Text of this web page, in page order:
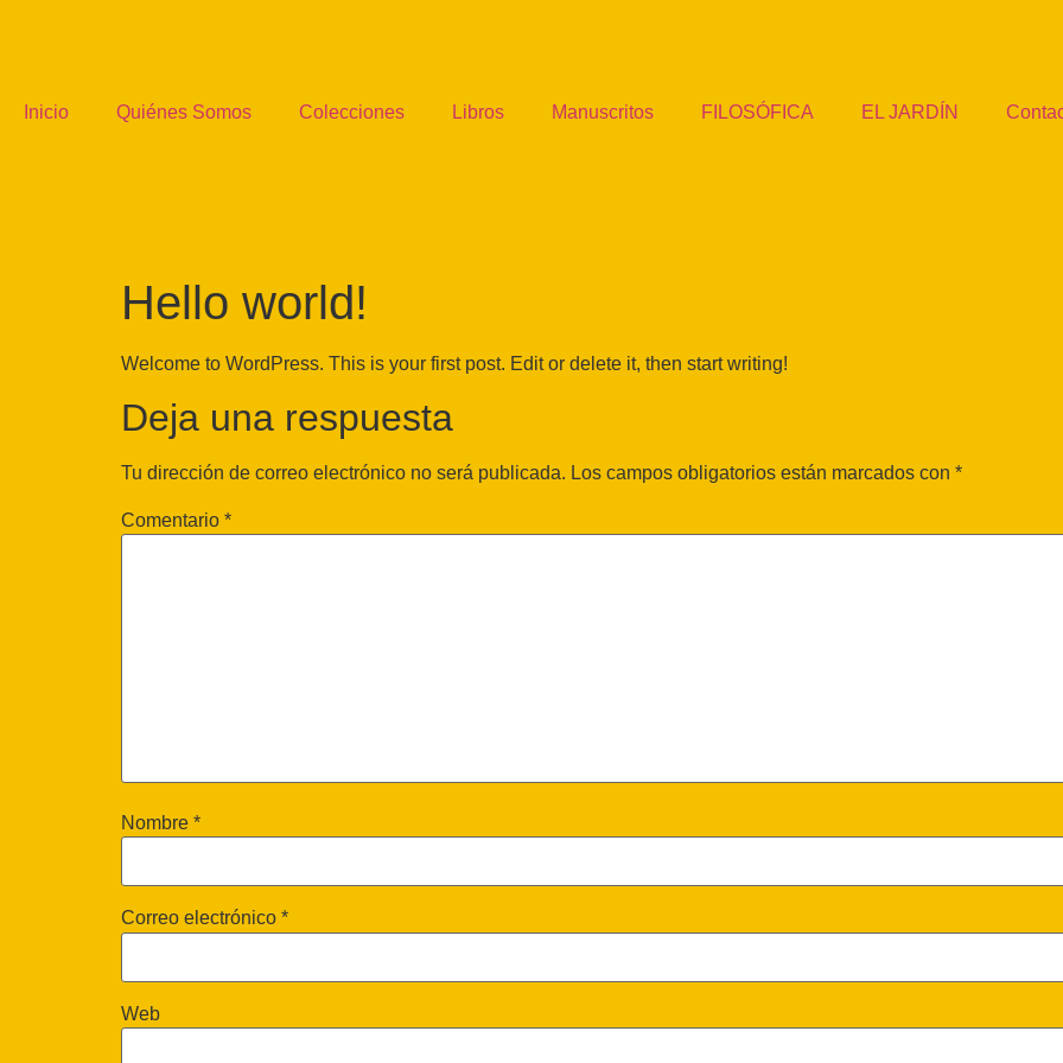
Inicio Quiénes Somos Colecciones Libros Manuscritos FILOSÓFICA EL JARDÍN
Hello world!
Welcome to WordPress. This is your first post. Edit or delete it, then start writing!
Deja una respuesta
Tu dirección de correo electrónico no será publicada. Los campos obligatorios están marcados con *
Comentario *
Nombre *
Correo electrónico *
Web